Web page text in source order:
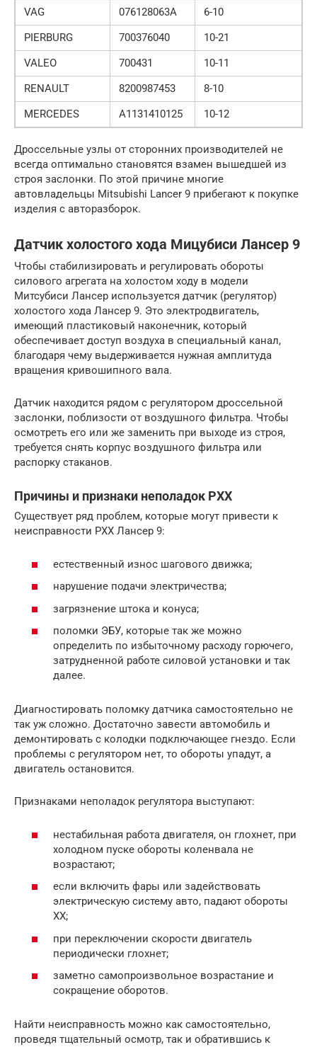
VAG 076128063A
6-10
PIERBURG
700376040
10-21
VALEO
700431
10-11
RENAULT
8200987453
8-10
MERCEDES
A1131410125 10-12
Дроссельные узлы от сторонних производителей не
всегда оптимально становятся взамен вышедшей из
строя заслонки. По этой причине многие
автовладельцы Mitsubishi Lancer 9 прибегают к покупке
изделия с авторазборок.
Датчик холостого хода Мицубиси Лансер 9
Чтобы стабилизировать и регулировать обороты
силового агрегата на холостом ходу в модели
Митсубиси Лансер используется датчик (регулятор)
холостого хода Лансер 9. Это электродвигатель,
имеющий пластиковый наконечник, который
обеспечивает доступ воздуха в специальный канал,
благодаря чему выдерживается нужная амплитуда
вращения кривошипного вала.
Датчик находится рядом с регулятором дроссельной
заслонки, поблизости от воздушного фильтра. Чтобы
осмотреть его или же заменить при выходе из строя,
требуется снять корпус воздушного фильтра или
распорку стаканов.
Причины и признаки неполадок РХХ
Существует ряд проблем, которые могут привести к
неисправности РХХ Лансер 9:
естественный износ шагового движка;
нарушение подачи электричества;
загрязнение штока и конуса;
поломки ЭБУ, которые так же можно
определить по избыточному расходу горючего,
затрудненной работе силовой установки и так
далее.
Диагностировать поломку датчика самостоятельно не
так уж сложно. Достаточно завести автомобиль и
демонтировать с колодки подключающее гнездо. Если
проблемы с регулятором нет, то обороты упадут, а
двигатель остановится.
Признаками неполадок регулятора выступают:
нестабильная работа двигателя, он глохнет, при
холодном пуске обороты коленвала не
возрастают;
если включить фары или задействовать
электрическую систему авто, падают обороты
ХХ;
при переключении скорости двигатель
периодически глохнет;
заметно самопроизвольное возрастание и
сокращение оборотов.
Найти неисправность можно как самостоятельно,
проведя тщательный осмотр, так и обратившись к